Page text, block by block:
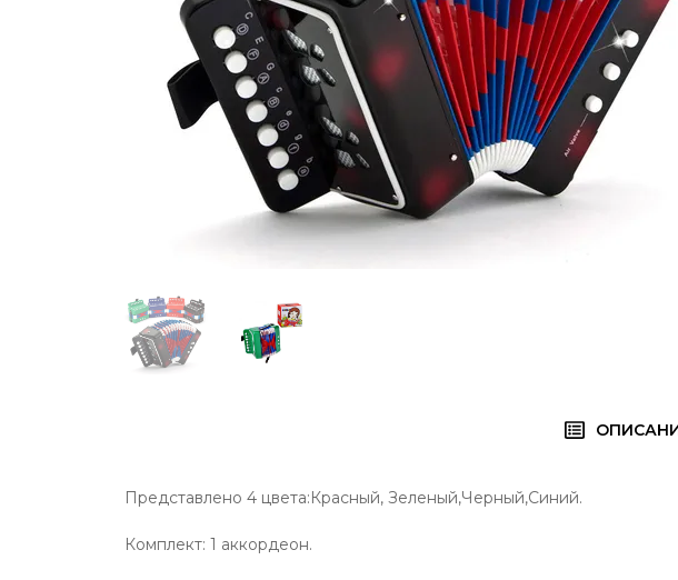
Представлено 4 цвета:Красный, Зеленый,Черный,Синий.
Комплект: 1 аккордеон.